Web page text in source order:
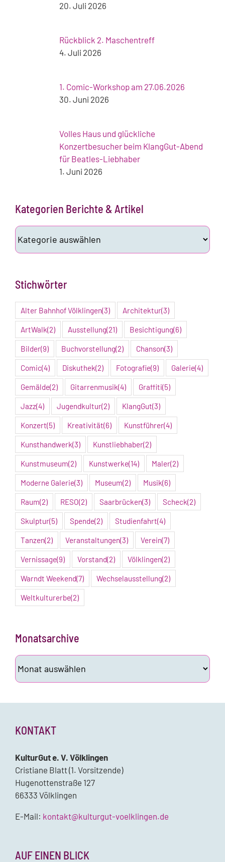
20. Juli 2026
Rückblick 2. Maschentreff
4. Juli 2026
1. Comic-Workshop am 27.06.2026
30. Juni 2026
Volles Haus und glückliche
Konzertbesucher beim KlangGut-Abend
für Beatles-Liebhaber
1. Juni 2026
Kategorien Berichte & Artikel
Kategorien
Berichte
&
Stichwörter
Alter Bahnhof Völklingen(3) Architektur(3)
ArtWalk(2) Ausstellung(21) Besichtigung(6)
Bilder(9) Buchvorstellung(2) Chanson(3)
Comic(4) Diskuthek(2) Fotografie(9) Galerie(4)
Gemälde(2) Gitarrenmusik(4) Graffiti(5)
Jazz(4) Jugendkultur(2) KlangGut(3)
Konzert(5) Kreativität(6) Kunstführer(4)
Kunsthandwerk(3) Kunstliebhaber(2)
Kunstmuseum(2) Kunstwerke(14) Maler(2)
Moderne Galerie(3) Museum(2) Musik(6)
Raum(2) RESO(2) Saarbrücken(3) Scheck(2)
Skulptur(5) Spende(2) Studienfahrt(4)
Tanzen(2) Veranstaltungen(3) Verein(7)
Vernissage(9) Vorstand(2) Völklingen(2)
Warndt Weekend(7) Wechselausstellung(2)
Weltkulturerbe(2)
Monatsarchive
Monatsarchive
KONTAKT
KulturGut e. V. Völklingen
Cristiane Blatt (1. Vorsitzende)
Hugenottenstraße 127
66333 Völklingen
E-Mail: kontakt@kulturgut-voelklingen.de
AUF EINEN BLICK